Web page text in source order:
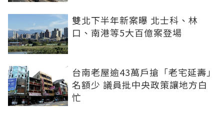
雙北下半年新案曝 北士科、林
口、南港等5大百億案登場
台南老屋逾43萬戶搶「老宅延壽」
名額少 議員批中央政策讓地方白
忙